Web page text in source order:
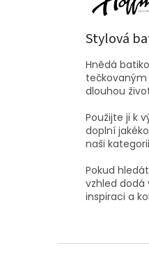
Stylová
Hnědá
tečkovaným
dlouhou
Použijte ji k
doplní
naši kategorii
Pokud
vzhled dodá
inspiraci a